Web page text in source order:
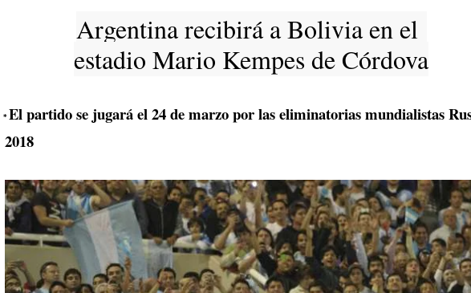
Argentina recibirá a Bolivia en el
estadio Mario Kempes de Córdova
* El partido se jugará el 24 de marzo por las eliminatorias mundialistas
2018